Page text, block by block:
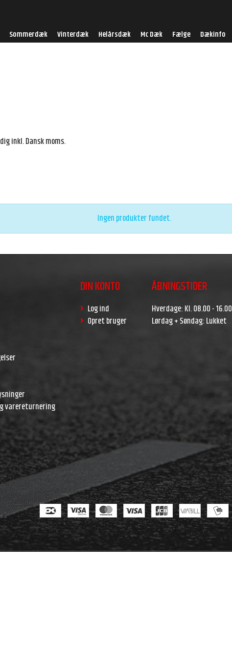
Sommerdæk Vinterdæk Helårsdæk Mc Dæk Fælge Dækinfo
inkl. Dansk moms.
Ingen produkter fundet.
varereturnering
DIN KONTO
Log ind
Opret bruger
ÅBNINGSTIDER
Hverdage: Kl. 08.00 - 16.00
Lørdag + Søndag: Lukket